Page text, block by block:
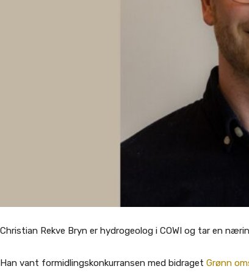
Christian Rekve Bryn er hydrogeolog i COWI og tar en
Han vant formidlingskonkurransen med bidraget Grønn